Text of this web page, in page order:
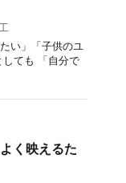
い」「子供のユ
ても 「自分で
く映えるた